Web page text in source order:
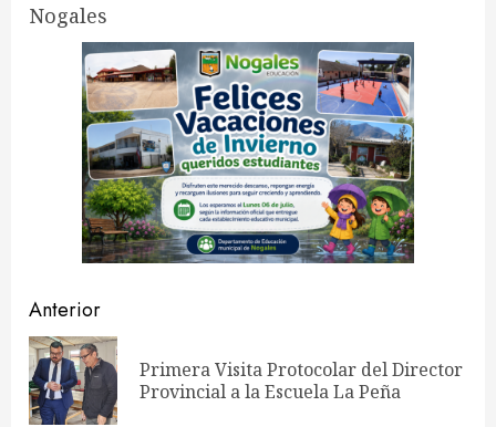
Nogales
Navegación
de
entradas
Anterior
Primera Visita Protocolar del Director
Provincial a la Escuela La Peña